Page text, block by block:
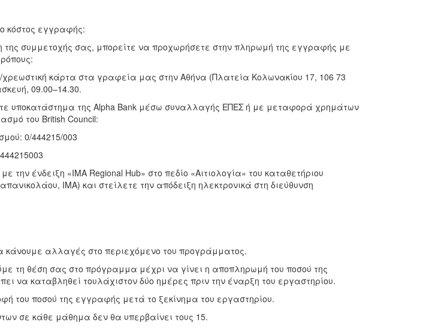
κόστος εγγραφής:
της συμμετοχής σας, μπορείτε να προχωρήσετε στην πληρωμή της εγγραφής με
χρεωστική κάρτα στα γραφεία μας στην Αθήνα (Πλατεία Κολωνακίου 17, 106 73
09.00–14.30.
υποκατάστημα της Alpha Bank μέσω συναλλαγής ΕΠΕΣ ή με μεταφορά χρημάτων
του British Council:
0/444215/003
ένδειξη «IMA Regional Hub» στο πεδίο «Αιτιολογία» του καταθετήριου
IMA) και στείλετε την απόδειξη ηλεκτρονικά στη διεύθυνση
κάνουμε αλλαγές στο περιεχόμενο του προγράμματος.
τη θέση σας στο πρόγραμμα μέχρι να γίνει η αποπληρωμή του ποσού της
να καταβληθεί τουλάχιστον δύο ημέρες πριν την έναρξη του εργαστηρίου.
του ποσού της εγγραφής μετά το ξεκίνημα του εργαστηρίου.
σε κάθε μάθημα δεν θα υπερβαίνει τους 15.